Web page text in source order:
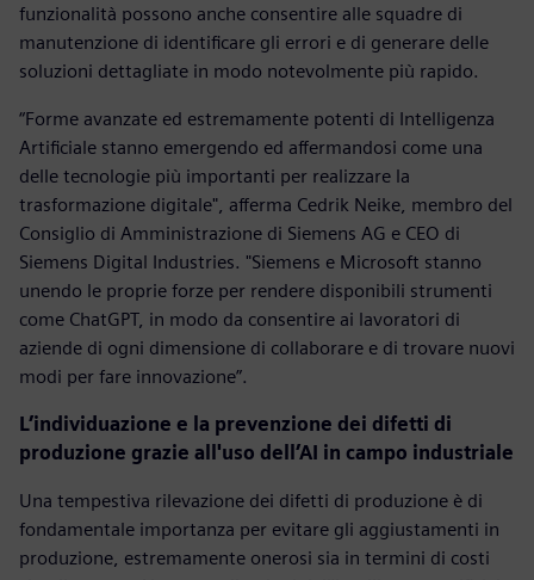
funzionalità possono anche consentire alle squadre di
manutenzione di identificare gli errori e di generare delle
soluzioni dettagliate in modo notevolmente più rapido.
“Forme avanzate ed estremamente potenti di Intelligenza
Artificiale stanno emergendo ed affermandosi come una
delle tecnologie più importanti per realizzare la
trasformazione digitale", afferma Cedrik Neike, membro del
Consiglio di Amministrazione di Siemens AG e CEO di
Siemens Digital Industries. "Siemens e Microsoft stanno
unendo le proprie forze per rendere disponibili strumenti
come ChatGPT, in modo da consentire ai lavoratori di
aziende di ogni dimensione di collaborare e di trovare nuovi
modi per fare innovazione”.
L’individuazione e la prevenzione dei difetti di
produzione grazie all'uso dell’AI in campo industriale
Una tempestiva rilevazione dei difetti di produzione è di
fondamentale importanza per evitare gli aggiustamenti in
produzione, estremamente onerosi sia in termini di costi